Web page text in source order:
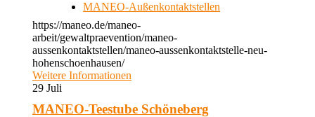
MANEO-Außenkontaktstellen
https://maneo.de/maneo-
arbeit/gewaltpraevention/maneo-
aussenkontaktstellen/maneo-aussenkontaktstelle-neu-
hohenschoenhausen/
Weitere Informationen
29 Juli
MANEO-Teestube Schöneberg